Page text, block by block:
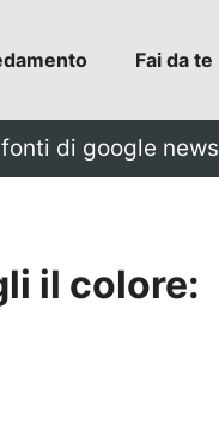
Fai da te
di google news
il colore: